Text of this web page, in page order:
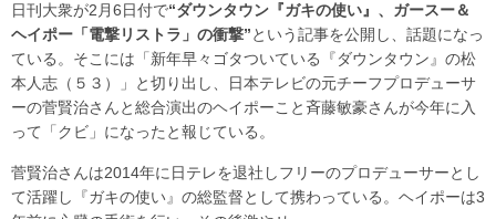
日刊大衆が2月6日付で“ダウンタウン『ガキの使い』、ガースー＆
ヘイポー「電撃リストラ」の衝撃”という記事を公開し、話題になっ
ている。そこには「新年早々ゴタついている『ダウンタウン』の松
本人志（５３）」と切り出し、日本テレビの元チーフプロデューサ
ーの菅賢治さんと総合演出のヘイポーこと斉藤敏豪さんが今年に入
って「クビ」になったと報じている。
菅賢治さんは2014年に日テレを退社しフリーのプロデューサーとし
て活躍し『ガキの使い』の総監督として携わっている。ヘイポーは3